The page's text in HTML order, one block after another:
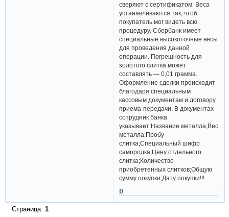
сверяют с сертификатом. Веса
устанавливаются так, чтоб
покупатель мог видеть всю
процедуру. Сбербанк имеет
специальные высокоточные весы
для проведения данной
операции. Погрешность для
золотого слитка может
составлять — 0,01 грамма.
Оформление сделки происходит
благодаря специальным
кассовым документам и договору
приема-передачи. В документах
сотрудник банка
указывает:Название металла;Вес
металла;Пробу
слитка;Специальный шифр
самородка;Цену отдельного
слитка;Количество
приобретенных слитков;Общую
сумму покупки;Дату покупки!!!
0
Страница: 1